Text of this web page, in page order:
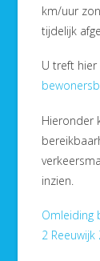
km/uur
tijdelijk
U treft hier
Hieronder
inzien.
Omleiding
2